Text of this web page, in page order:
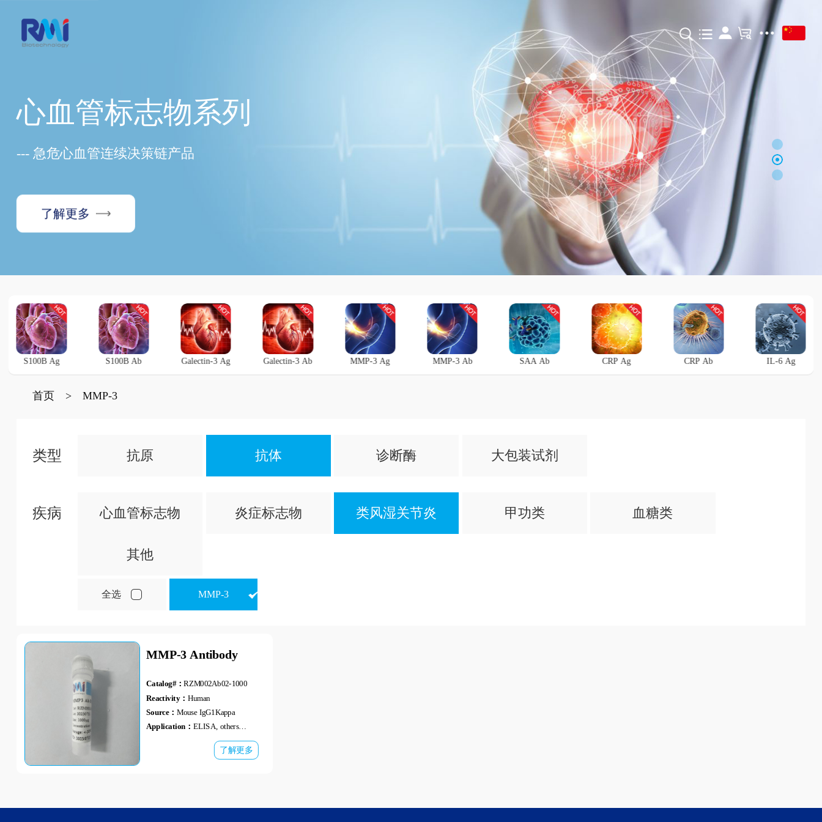
心血管标志物系列
--- 急危心血管连续决策链产品
了解更多
S100B Ag S100B Ab Galectin-3 Ag Galectin-3 Ab MMP-3 Ag MMP-3 Ab SAA Ab CRP Ag CRP Ab IL-6 Ag
首页 > MMP-3
类型 抗原 抗体 诊断酶 大包装试剂
疾病 心血管标志物 炎症标志物 类风湿关节炎 甲功类 血糖类
其他
全选 MMP-3
MMP-3 Antibody
Catalog#：RZM002Ab02-1000
Reactivity： Human
Source： Mouse IgG1Kappa
Application： ELISA, others
了解更多